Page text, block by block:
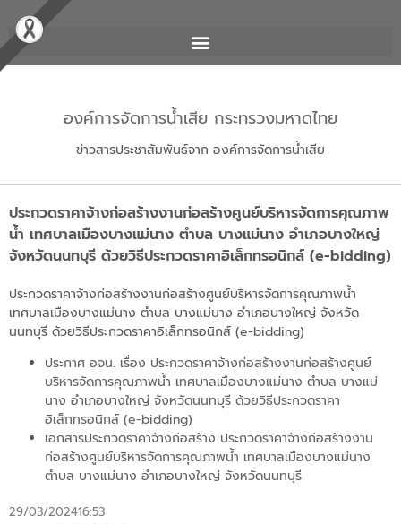
องค์การจัดการน้ำเสีย กระทรวงมหาดไทย
ข่าวสารประชาสัมพันธ์จาก องค์การจัดการน้ำเสีย
ประกวดราคาจ้างก่อสร้างงานก่อสร้างศูนย์บริหารจัดการคุณภาพ
น้ำ เทศบาลเมืองบางแม่นาง ตำบล บางแม่นาง อำเภอบางใหญ่
จังหวัดนนทบุรี ด้วยวิธีประกวดราคาอิเล็กทรอนิกส์ (e-bidding)
ประกวดราคาจ้างก่อสร้างงานก่อสร้างศูนย์บริหารจัดการคุณภาพน้ำ
เทศบาลเมืองบางแม่นาง ตำบล บางแม่นาง อำเภอบางใหญ่ จังหวัด
นนทบุรี ด้วยวิธีประกวดราคาอิเล็กทรอนิกส์ (e-bidding)
ประกาศ อจน. เรื่อง ประกวดราคาจ้างก่อสร้างงานก่อสร้างศูนย์
บริหารจัดการคุณภาพน้ำ เทศบาลเมืองบางแม่นาง ตำบล บางแม่
นาง อำเภอบางใหญ่ จังหวัดนนทบุรี ด้วยวิธีประกวดราคา
อิเล็กทรอนิกส์ (e-bidding)
เอกสารประกวดราคาจ้างก่อสร้าง ประกวดราคาจ้างก่อสร้างงาน
ก่อสร้างศูนย์บริหารจัดการคุณภาพน้ำ เทศบาลเมืองบางแม่นาง
ตำบล บางแม่นาง อำเภอบางใหญ่ จังหวัดนนทบุรี
29/03/202416:53